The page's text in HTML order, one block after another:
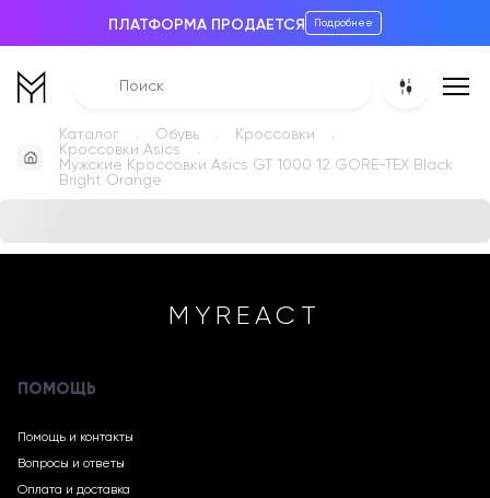
ПЛАТФОРМА ПРОДАЕТСЯ Подробнее
Каталог Обувь
Кроссовки
Кроссовки Asics
Мужские Кроссовки Asics GT 1000 12 GORE-TEX Black
Bright Orange
MYREACT
ПОМОЩЬ
Помощь и контакты
Вопросы и ответы
Оплата и доставка